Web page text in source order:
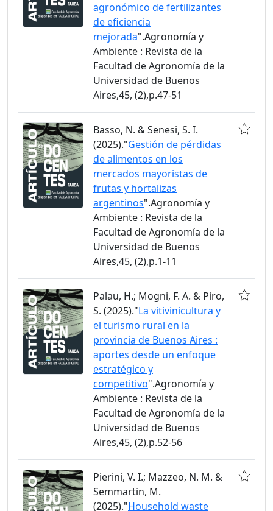
agronómico de fertilizantes
de eficiencia
mejorada".Agronomía y
Ambiente : Revista de la
Facultad de Agronomía de la
Universidad de Buenos
Aires,45, (2),p.47-51
Basso, N. & Senesi, S. I.
(2025)."Gestión de pérdidas
de alimentos en los
mercados mayoristas de
frutas y hortalizas
argentinos".Agronomía y
Ambiente : Revista de la
Facultad de Agronomía de la
Universidad de Buenos
Aires,45, (2),p.1-11
Palau, H.; Mogni, F. A. & Piro,
S. (2025)."La vitivinicultura y
el turismo rural en la
provincia de Buenos Aires :
aportes desde un enfoque
estratégico y
competitivo".Agronomía y
Ambiente : Revista de la
Facultad de Agronomía de la
Universidad de Buenos
Aires,45, (2),p.52-56
Pierini, V. I.; Mazzeo, N. M. &
Semmartin, M.
(2025)."Household waste